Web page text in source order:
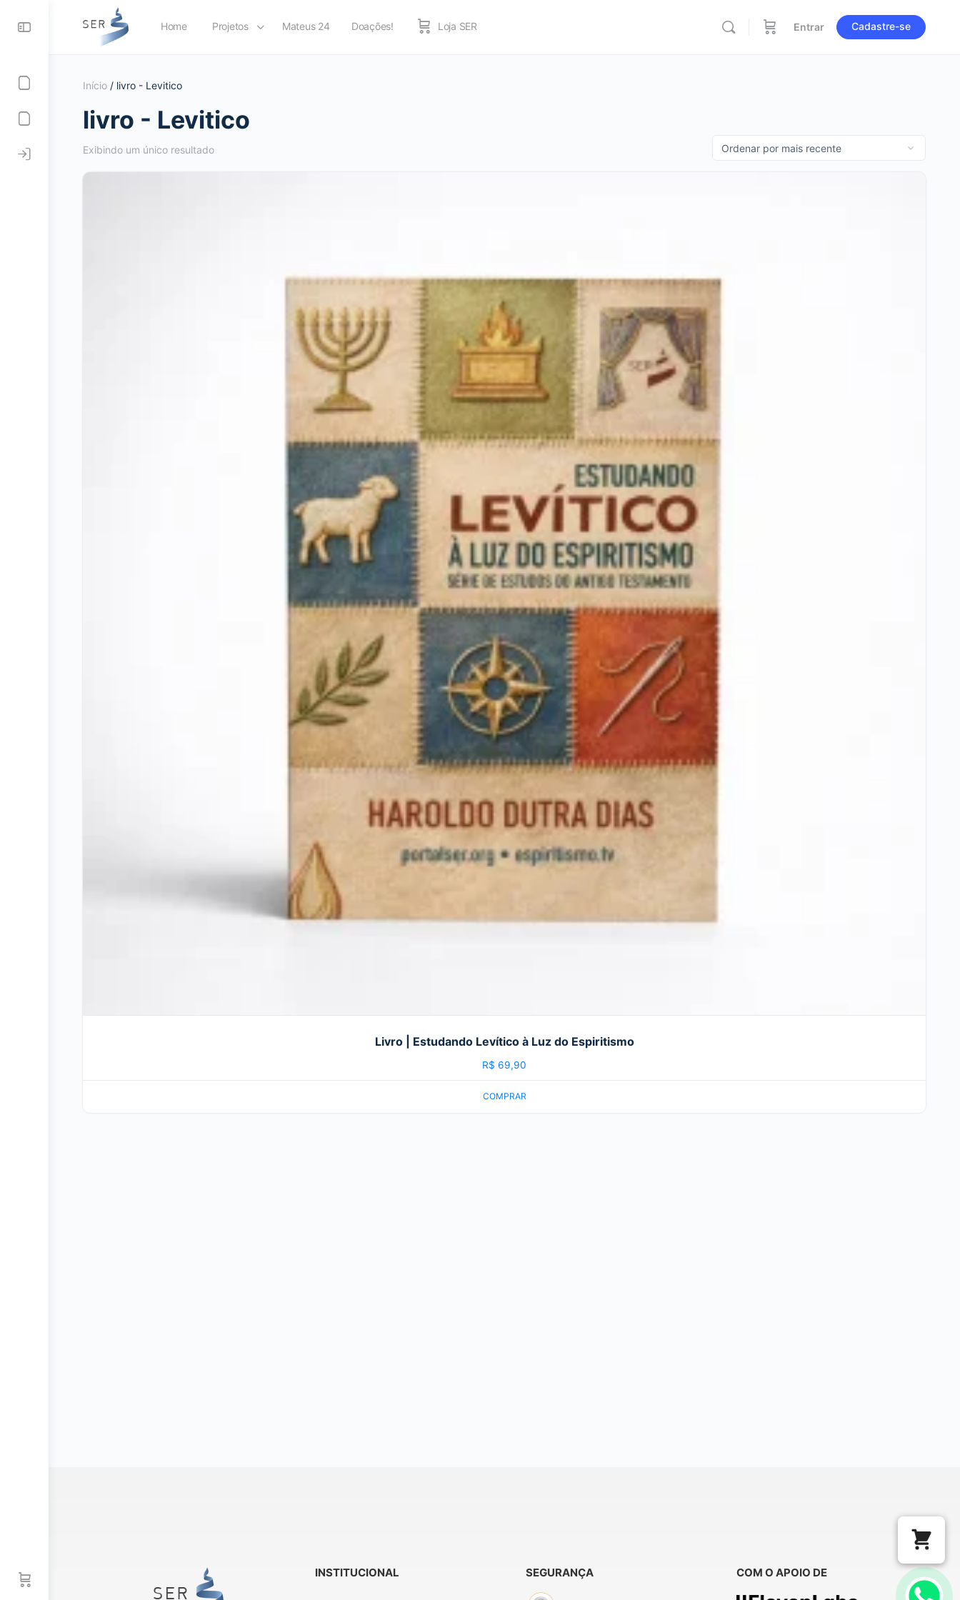
Home Projetos Mateus 24 Doações! Loja SER Entrar Cadastre-se
Início / livro - Levitico
livro - Levitico
Exibindo um único resultado
Livro | Estudando Levítico à Luz do Espiritismo
R$ 69,90
COMPRAR
INSTITUCIONAL SEGURANÇA COM O APOIO DE